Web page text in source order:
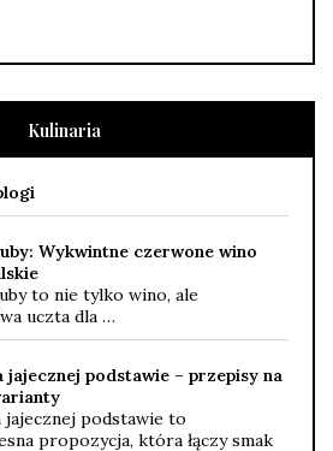
Kulinaria
Wykwintne czerwone wino
to nie tylko wino, ale
uczta dla …
jajecznej podstawie – przepisy na
jajecznej podstawie to
propozycja, która łączy smak